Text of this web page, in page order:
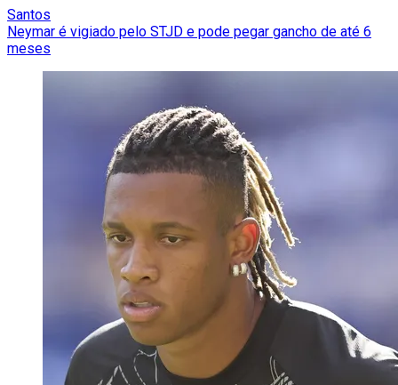
Santos
Neymar é vigiado pelo STJD e pode pegar gancho de até 6
meses